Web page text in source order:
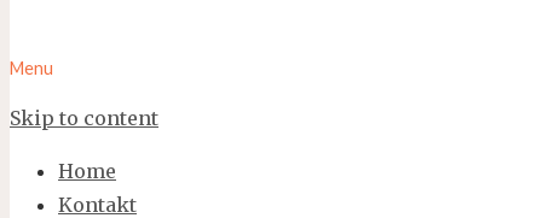
Menu
Skip to content
Home
Kontakt